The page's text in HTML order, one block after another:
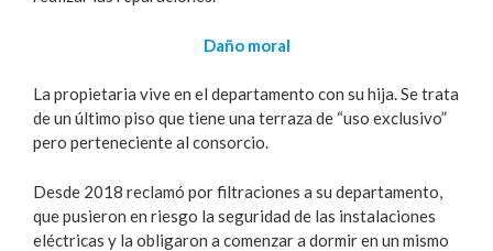
Daño moral
La propietaria vive en el departamento con su hija. Se trata
de un último piso que tiene una terraza de “uso exclusivo”
pero perteneciente al consorcio.
Desde 2018 reclamó por filtraciones a su departamento,
que pusieron en riesgo la seguridad de las instalaciones
eléctricas y la obligaron a comenzar a dormir en un mismo